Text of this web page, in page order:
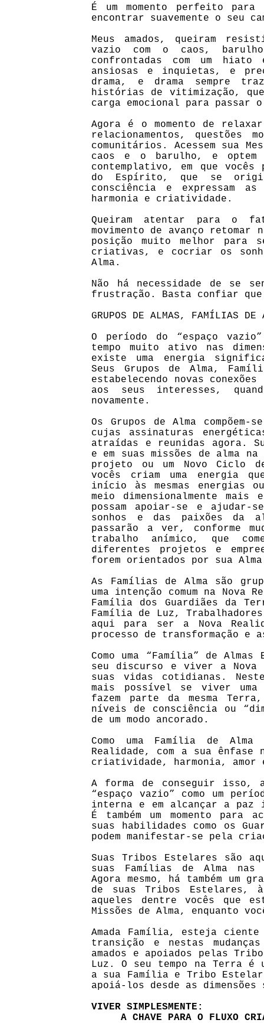
É um momento perfeito
encontrar suavemente o seu
Meus amados, queiram
vazio com o caos,
confrontadas com um
ansiosas e inquietas, e
drama, e drama sempre
histórias de vitimização, que
carga emocional para passar
Agora é o momento de
relacionamentos,
comunitários. Acessem sua
caos e o barulho, e
contemplativo, em que
do Espírito, que se
consciência e expressam
harmonia e criatividade.
Queiram atentar para o
movimento de avanço retomar
posição muito melhor para
criativas, e cocriar os
Alma.
Não há necessidade de se
frustração. Basta confiar que
GRUPOS DE ALMAS, FAMÍLIAS DE
O período do “espaço
tempo muito ativo nas
existe uma energia
Seus Grupos de Alma,
estabelecendo novas
aos seus interesses,
novamente.
Os Grupos de Alma
cujas assinaturas
atraídas e reunidas agora.
e em suas missões de alma na
projeto ou um Novo Ciclo
vocês criam uma energia
início às mesmas energias
meio dimensionalmente
possam apoiar-se e ajudar-
sonhos e das paixões da
passarão a ver, conforme
trabalho anímico, que
diferentes projetos e
forem orientados por sua
As Famílias de Alma são
uma intenção comum na Nova
Família dos Guardiães da
Família de Luz,
aqui para ser a Nova
processo de transformação e
Como uma “Família” de
seu discurso e viver a Nova
suas vidas cotidianas.
mais possível se viver
fazem parte da mesma
níveis de consciência ou
de um modo ancorado.
Como uma Família de
Realidade, com a sua
criatividade, harmonia, amor
A forma de conseguir isso,
“espaço vazio” como um
interna e em alcançar a
É também um momento
suas habilidades como os
podem manifestar-se pela
Suas Tribos Estelares são
suas Famílias de Alma nas
Agora mesmo, há também um
de suas Tribos Estelares,
aqueles dentre vocês que
Missões de Alma, enquanto
Amada Família, esteja ciente
transição e nestas
amados e apoiados pelas
Luz. O seu tempo na Terra é
a sua Família e Tribo
apoiá-los desde as
VIVER SIMPLESMENTE:
A CHAVE PARA O FLUXO